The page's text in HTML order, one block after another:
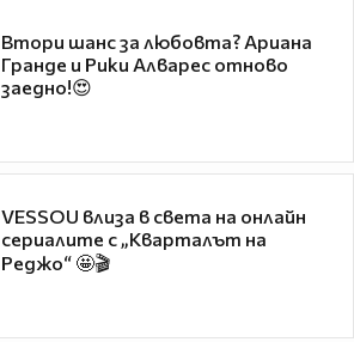
Втори шанс за любовта? Ариана
Гранде и Рики Алварес отново
заедно!😍
VESSOU влиза в света на онлайн
сериалите с „Кварталът на
Реджо“ 🤩🎬